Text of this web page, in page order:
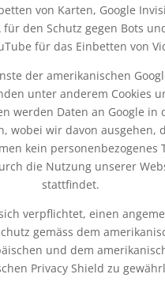
von Karten, Google
für den Schutz gegen Bots
für das Einbetten von
der amerikanischen
unter anderem Cookies
werden Daten an Google in
wobei wir davon ausgehen,
kein personenbezogenes
die Nutzung unserer
stattfindet.
verpflichtet, einen
gemäss dem
und dem
Privacy Shield zu